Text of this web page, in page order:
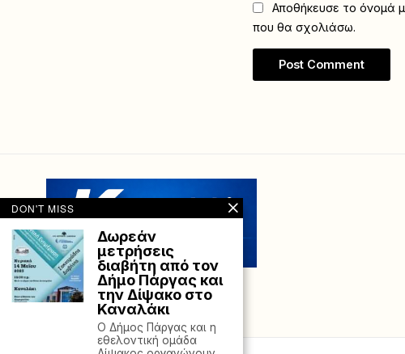
Αποθήκευσε το όνομά
που θα σχολιάσω.
DON'T MISS
Δωρεάν
μετρήσεις
διαβήτη από τον
Δήμο Πάργας και
την Δίψακο στο
Καναλάκι
Ο Δήμος Πάργας και η
εθελοντική ομάδα